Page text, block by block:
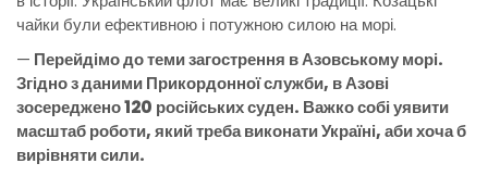
чайки були ефективною і потужною силою на морі.
— Перейдімо до теми загострення в Азовському морі.
Згідно з даними Прикордонної служби, в Азові
зосереджено 120 російських суден. Важко собі уявити
масштаб роботи, який треба виконати Україні, аби хоча б
вирівняти сили.